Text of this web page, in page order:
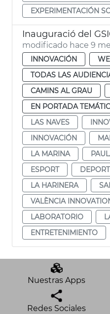
EXPERIMENTACIÓN
modificado hace 9
INNOVACIÓN
TODAS LAS
CAMINS AL GRAU
EN PORTADA
LAS NAVES
INNOVACIÓN
LA MARINA
ESPORT
LA HARINERA
VALÈNCIA
LABORATORIO
ENTRETENIMIENTO
Nuestras Apps
Redes Sociales